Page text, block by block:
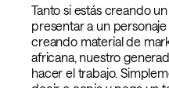
Tanto si estás creando
presentar a un
creando material de
africana, nuestro
hacer el trabajo.